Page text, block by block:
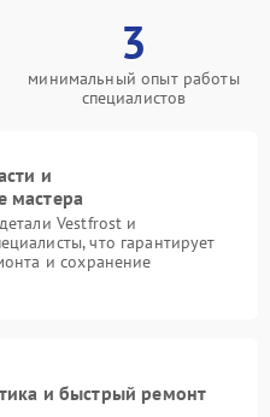
3
минимальный опыт работы
специалистов
и
мастера
Vestfrost и
что гарантирует
и сохранение
и быстрый ремонт